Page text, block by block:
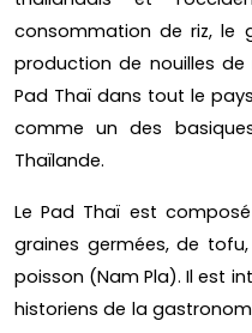
consommation de riz, le
production de nouilles
Pad Thaï dans tout le
comme un des
Thaïlande.
Le Pad Thaï est
graines germées, de
poisson (Nam Pla). Il est
historiens de la